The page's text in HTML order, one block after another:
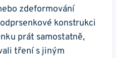
zdeformování
konstrukci
prát samostatně,
tření s jiným